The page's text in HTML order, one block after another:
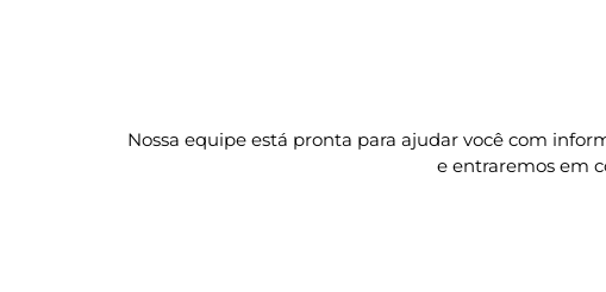
Nossa equipe está pronta para ajudar você com
e entraremos em